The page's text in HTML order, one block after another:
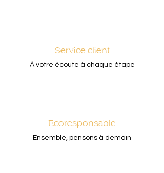
Service client
À votre écoute à chaque étape
Ecoresponsable
Ensemble, pensons à demain